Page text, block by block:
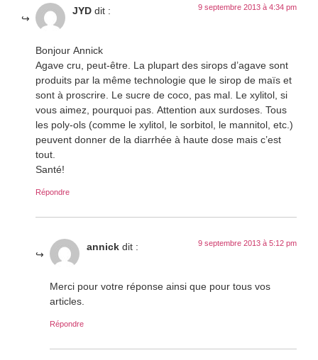
JYD dit : 9 septembre 2013 à 4:34 pm
Bonjour Annick
Agave cru, peut-être. La plupart des sirops d’agave sont
produits par la même technologie que le sirop de maïs et
sont à proscrire. Le sucre de coco, pas mal. Le xylitol, si
vous aimez, pourquoi pas. Attention aux surdoses. Tous
les poly-ols (comme le xylitol, le sorbitol, le mannitol, etc.)
peuvent donner de la diarrhée à haute dose mais c’est
tout.
Santé!
Répondre
annick dit : 9 septembre 2013 à 5:12 pm
Merci pour votre réponse ainsi que pour tous vos
articles.
Répondre